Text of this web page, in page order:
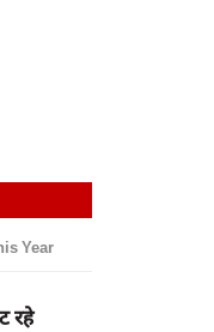
Year
रहे